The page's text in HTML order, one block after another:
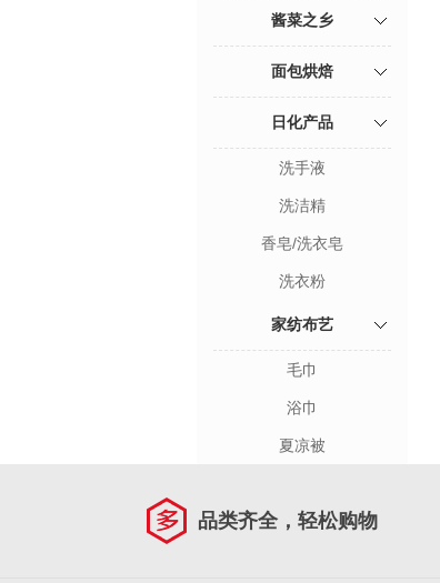
酱菜之乡
面包烘焙
日化产品
洗手液
洗洁精
香皂/洗衣皂
洗衣粉
家纺布艺
毛巾
浴巾
夏凉被
品类齐全，轻松购物